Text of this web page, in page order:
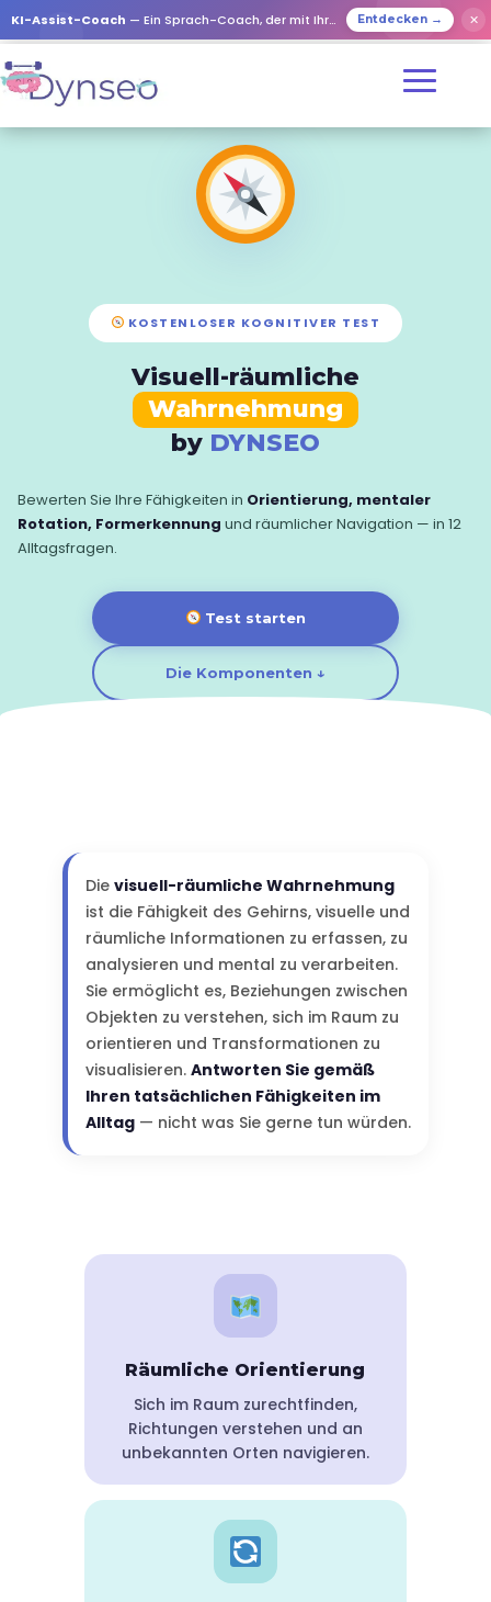
KI-Assist-Coach — Ein Sprach-Coach, der mit Ihren Lieben spielt Entdecken → ✕
KOSTENLOSER KOGNITIVER TEST
Visuell-räumliche
Wahrnehmung
by DYNSEO
Bewerten Sie Ihre Fähigkeiten in Orientierung, mentaler
Rotation, Formerkennung und räumlicher Navigation — in 12
Alltagsfragen.
Test starten
Die Komponenten ↓
Die visuell-räumliche Wahrnehmung
ist die Fähigkeit des Gehirns, visuelle und
räumliche Informationen zu erfassen, zu
analysieren und mental zu verarbeiten.
Sie ermöglicht es, Beziehungen zwischen
Objekten zu verstehen, sich im Raum zu
orientieren und Transformationen zu
visualisieren. Antworten Sie gemäß
Ihren tatsächlichen Fähigkeiten im
Alltag— nicht was Sie gerne tun würden.
Räumliche Orientierung
Sich im Raum zurechtfinden,
Richtungen verstehen und an
unbekannten Orten navigieren.